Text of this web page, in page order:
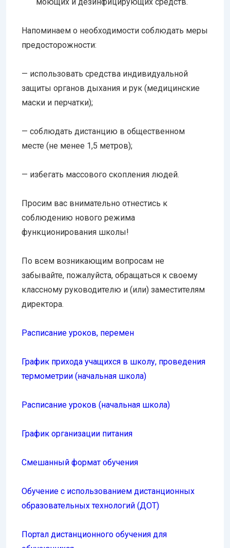
Напоминаем о необходимости соблюдать меры
предосторожности:
— использовать средства индивидуальной
защиты органов дыхания и рук (медицинские
маски и перчатки);
— соблюдать дистанцию в общественном
месте (не менее 1,5 метров);
— избегать массового скопления людей.
Просим вас внимательно отнестись к
соблюдению нового режима
функционирования школы!
По всем возникающим вопросам не
забывайте, пожалуйста, обращаться к своему
классному руководителю и (или) заместителям
директора.
Расписание уроков, перемен
График прихода учащихся в школу, проведения
термометрии (начальная школа)
Расписание уроков (начальная школа)
График организации питания
Смешанный формат обучения
Обучение с использованием дистанционных
образовательных технологий (ДОТ)
Портал дистанционного обучения для